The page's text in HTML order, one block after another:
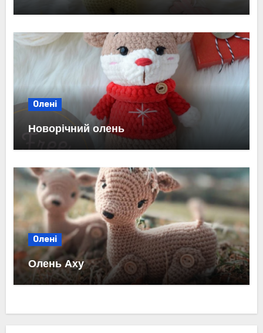
Олені
Новорічний олень
Олені
Олень Аху